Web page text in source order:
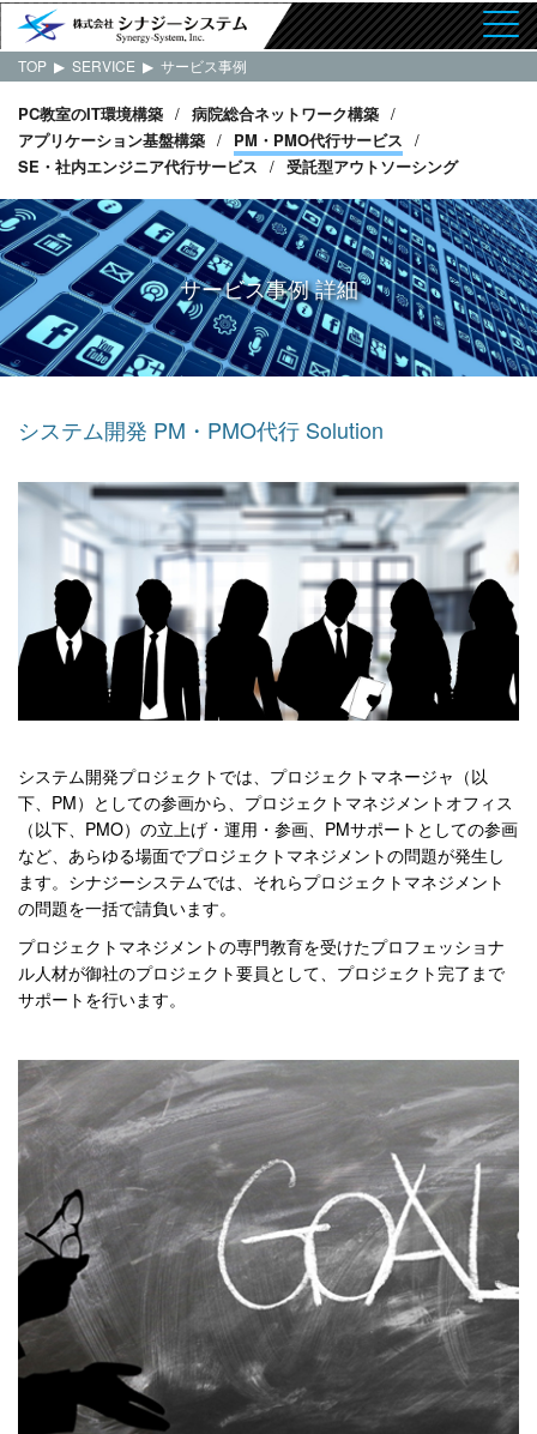
TOP ▶ SERVICE ▶ サービス事例
PC教室のIT環境構築 / 病院総合ネットワーク構築 /
アプリケーション基盤構築 / PM・PMO代行サービス /
SE・社内エンジニア代行サービス / 受託型アウトソーシング
サービス事例 詳細
システム開発 PM・PMO代行 Solution
システム開発プロジェクトでは、プロジェクトマネージャ（以
下、PM）としての参画から、プロジェクトマネジメントオフィス
（以下、PMO）の立上げ・運用・参画、PMサポートとしての参画
など、あらゆる場面でプロジェクトマネジメントの問題が発生し
ます。シナジーシステムでは、それらプロジェクトマネジメント
の問題を一括で請負います。
プロジェクトマネジメントの専門教育を受けたプロフェッショナ
ル人材が御社のプロジェクト要員として、プロジェクト完了まで
サポートを行います。